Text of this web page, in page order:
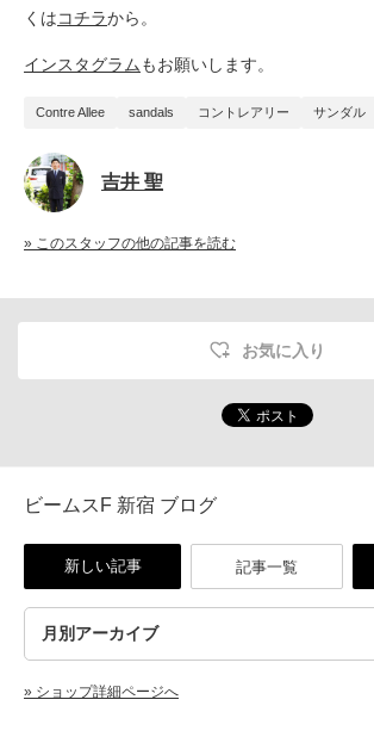
くはコチラから。
インスタグラム もお願いします。
Contre Allee sandals コントレアリー サンダル
吉井 聖
» このスタッフの他の記事を読む
お気に入り
ビームスF 新宿 ブログ
新しい記事 記事一覧
» ショップ詳細ページへ